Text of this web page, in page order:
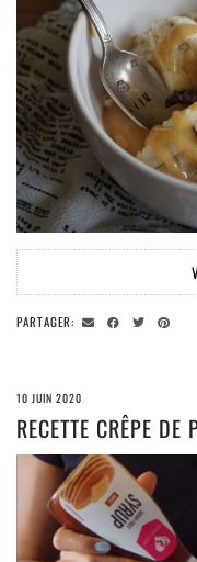
PARTAGER:
10 JUIN 2020
RECETTE CRÊPE DE